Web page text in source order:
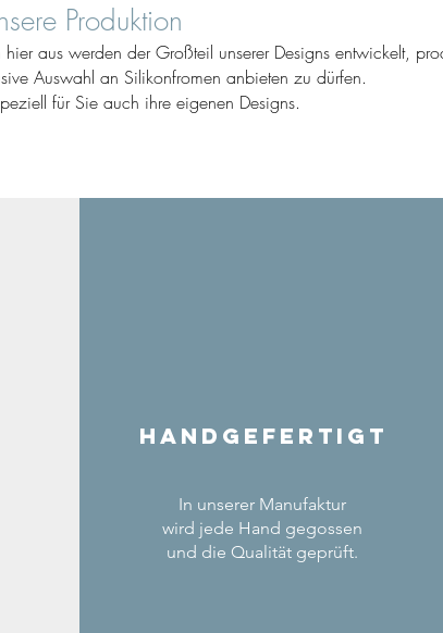
Produktion
aus werden der Großteil unserer Designs entwickelt,
Auswahl an Silikonfromen anbieten zu dürfen.
für Sie auch ihre eigenen Designs.
Handgefertigt
In unserer Manufaktur
wird jede Hand gegossen
und die Qualität geprüft.